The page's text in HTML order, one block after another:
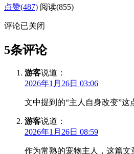
点赞(487) 阅读(855)
评论已关闭
5条评论
游客说道：
2026年1月26日 03:06
文中提到的“主人自身改变”这
游客说道：
2026年1月26日 08:59
作为常熟的宠物主人，这篇文